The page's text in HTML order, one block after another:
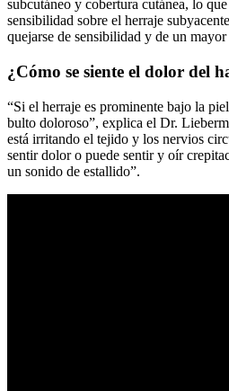
subcutáneo y cobertura cutánea, lo
sensibilidad sobre el herraje
quejarse de sensibilidad y de un
¿Cómo se siente el dolor del
“Si el herraje es prominente bajo la
bulto doloroso”, explica el Dr.
está irritando el tejido y los nervios
sentir dolor o puede sentir y oír
un sonido de estallido”.